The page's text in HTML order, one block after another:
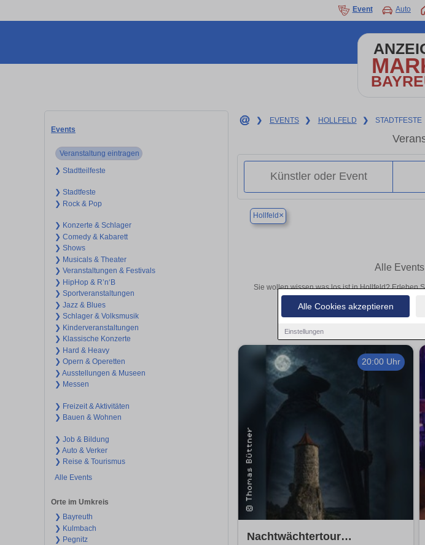
Alle Cookies akzeptieren
Einstellungen
Event Auto
Events
Veranstaltung eintragen
❯ Stadtteilfeste
❯ Stadtfeste
❯ Rock & Pop
❯ Konzerte & Schlager
❯ Comedy & Kabarett
❯ Shows
❯ Musicals & Theater
❯ Veranstaltungen & Festivals
❯ HipHop & R’n‘B
❯ Sportveranstaltungen
❯ Jazz & Blues
❯ Schlager & Volksmusik
❯ Kinderveranstaltungen
❯ Klassische Konzerte
❯ Hard & Heavy
❯ Opern & Operetten
❯ Ausstellungen & Museen
❯ Messen
❯ Freizeit & Aktivitäten
❯ Bauen & Wohnen
❯ Job & Bildung
❯ Auto & Verker
❯ Reise & Tourismus
Alle Events
Orte im Umkreis
❯ Bayreuth
❯ Kulmbach
❯ Pegnitz
❯ EVENTS ❯ HOLLFELD ❯ STADTFESTE
Hollfeld ×
Alle
Sie wollen wissen was los ist in Hollfeld? Erleben
oder aufregende
20:00 Uhr
Nachtwächtertour